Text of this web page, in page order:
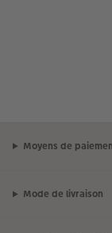
Une housse
Protéger votre
qualitéVotre
également des
Moyens de
Mode de livraison